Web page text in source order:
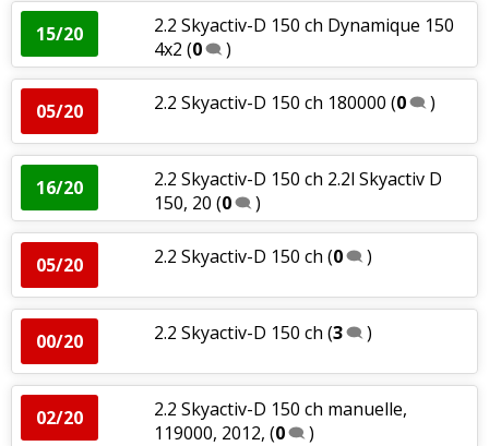
15/20
2.2 Skyactiv-D 150 ch Dynamique 150
4x2 (0 )
05/20 2.2 Skyactiv-D 150 ch 180000 (0 )
16/20
2.2 Skyactiv-D 150 ch 2.2l Skyactiv D
150, 20 (0 )
05/20 2.2 Skyactiv-D 150 ch (0 )
00/20 2.2 Skyactiv-D 150 ch (3 )
02/20
2.2 Skyactiv-D 150 ch manuelle,
119000, 2012, (0 )